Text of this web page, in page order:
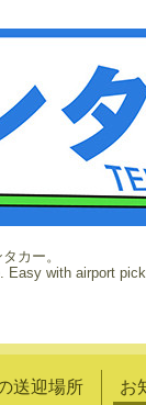
カー。
with airport
送迎場所 お